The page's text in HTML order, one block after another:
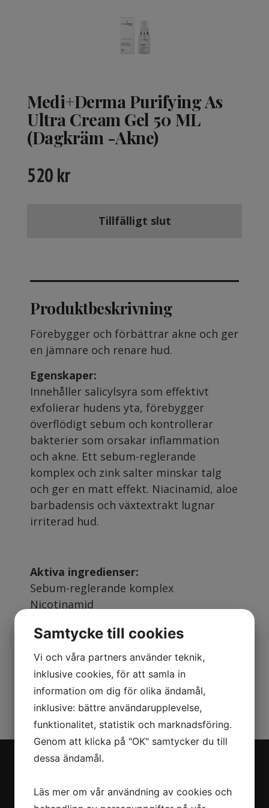
Medi+Derma Purifying As
Ultra Cream Gel 50 ML
(Dagkräm -Akne)
520kr
Tillfälligt slut
Produktbeskrivning
Förebygger och förbättrar akne och ger
en jämnare och renare hud.
Egenskaper:
Innehåller salicylsyra som effektivt
exfolierar hudens yta, förebygger
överflödigt sebum och kontrollerar
bakterier som orsakar inflammation
och akne. Ett sebum-reglerande
komplex och zink salter minskar talg
och ger en matt effekt. Niacinamid, aloe
barbadensis och växtextrakt lugnar
irriterad hud.
Aktiva ingredienser:
Sebum-reglerande komplex
Nicotinamid
Aloe barbadensis
Zink salter
Samtycke till cookies
Vi och våra partners använder teknik,
inklusive cookies, för att samla in
information om dig för olika ändamål,
inklusive: bättre användarupplevelse,
funktionalitet, statistik och marknadsföring.
Genom att klicka på "OK" samtycker du till
dessa ändamål.
Läs mer om vår användning av cookies och